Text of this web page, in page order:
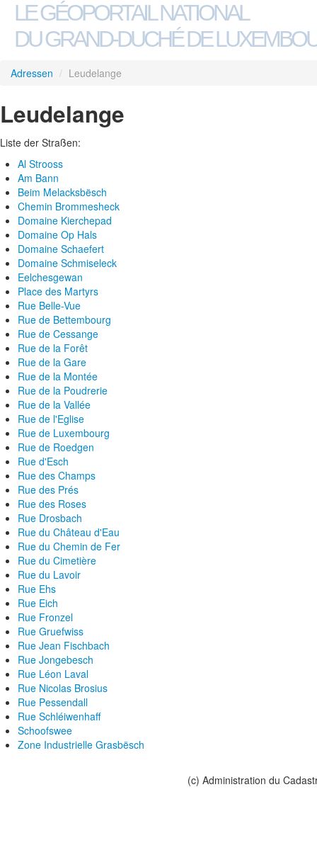
LE GÉOPORTAIL NATIONAL
DU GRAND-DUCHÉ DE
Adressen / Leudelange
Leudelange
Liste der Straßen:
Al Strooss
Am Bann
Beim Melacksbësch
Chemin Brommesheck
Domaine Kierchepad
Domaine Op Hals
Domaine Schaefert
Domaine Schmiseleck
Eelchesgewan
Place des Martyrs
Rue Belle-Vue
Rue de Bettembourg
Rue de Cessange
Rue de la Forêt
Rue de la Gare
Rue de la Montée
Rue de la Poudrerie
Rue de la Vallée
Rue de l'Eglise
Rue de Luxembourg
Rue de Roedgen
Rue d'Esch
Rue des Champs
Rue des Prés
Rue des Roses
Rue Drosbach
Rue du Château d'Eau
Rue du Chemin de Fer
Rue du Cimetière
Rue du Lavoir
Rue Ehs
Rue Eich
Rue Fronzel
Rue Gruefwiss
Rue Jean Fischbach
Rue Jongebesch
Rue Léon Laval
Rue Nicolas Brosius
Rue Pessendall
Rue Schléiwenhaff
Schoofswee
Zone Industrielle Grasbësch
(c) Administration du